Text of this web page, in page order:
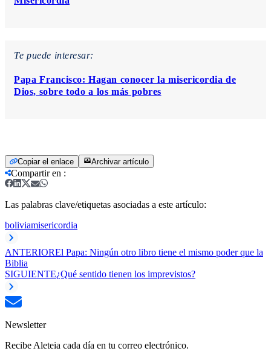
Te puede interesar:
Papa Francisco: Hagan conocer la misericordia de
Dios, sobre todo a los más pobres
Copiar el enlace Archivar artículo
Compartir en :
Las palabras clave/etiquetas asociadas a este artículo:
boliviamisericordia
ANTERIOREl Papa: Ningún otro libro tiene el mismo poder que la
Biblia
SIGUIENTE¿Qué sentido tienen los imprevistos?
Newsletter
Recibe Aleteia cada día en tu correo electrónico.